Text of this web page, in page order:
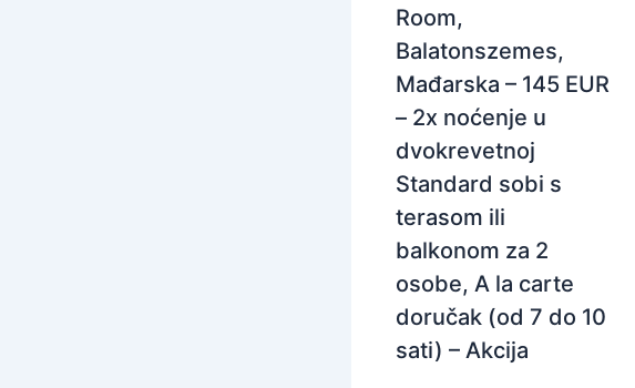
Room,
Balatonszemes,
Mađarska – 145 EUR
– 2x noćenje u
dvokrevetnoj
Standard sobi s
terasom ili
balkonom za 2
osobe, A la carte
doručak (od 7 do 10
sati) – Akcija